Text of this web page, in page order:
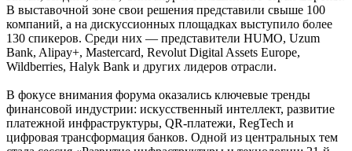
В выставочной зоне свои решения представили свыше 100
компаний, а на дискуссионных площадках выступило более
130 спикеров. Среди них — представители HUMO, Uzum
Bank, Alipay+, Mastercard, Revolut Digital Assets Europe,
Wildberries, Halyk Bank и других лидеров отрасли.
В фокусе внимания форума оказались ключевые тренды
финансовой индустрии: искусственный интеллект, развитие
платежной инфраструктуры, QR-платежи, RegTech и
цифровая трансформация банков. Одной из центральных тем